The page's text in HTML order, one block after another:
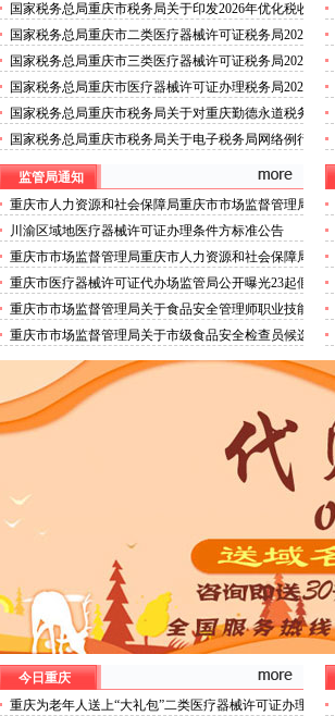
国家税务总局重庆市税务局关于印发2026年优化税收
营商环境若干措施的重庆医疗器械许可证办理通知
国家税务总局重庆市二类医疗器械许可证税务局2025
年度拟录用公务员公示公告（第四批）
国家税务总局重庆市三类医疗器械许可证税务局2026
年度公开招聘事业单位工作人员面试公告
国家税务总局重庆市医疗器械许可证办理税务局2026
年度考试录用公务员递补体检公告
国家税务总局重庆市税务局关于对重庆勤德永道税务
师事务所有限公司行政登记的医疗器械许可证公示
国家税务总局重庆市税务局关于电子税务局网络例行
监管局通知
重庆市人力资源和社会保障局重庆市市场监督管理局
关于拟确定重庆商务职业学院等3个单位为食品安全
管理师职业技能等级认定机构的二类医疗器械许可证
办理公示
川渝区域地医疗器械许可证办理条件方标准公告
重庆市市场监督管理局重庆市人力资源和社会保障局
关于确定首批食品安全管理师职业技能培训试点机构
的二类医疗器械许可证公告
重庆市医疗器械许可证代办场监管局公开曝光23起假
劣肉制品典型违法案件
重庆市市场监督管理局关于食品安全管理师职业技能
培训机构试点名单的医疗器械许可证公示
重庆市市场监督管理局关于市级食品安全检查员候选
今日重庆
重庆为老年人送上“大礼包”二类医疗器械许可证办理